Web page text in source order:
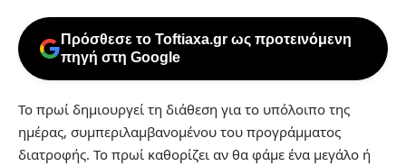
Πρόσθεσε το Toftiaxa.gr ως προτεινόμενη
πηγή στη Google
Το πρωί δημιουργεί τη διάθεση για το υπόλοιπο της
ημέρας, συμπεριλαμβανομένου του προγράμματος
διατροφής. Το πρωί καθορίζει αν θα φάμε ένα μεγάλο ή